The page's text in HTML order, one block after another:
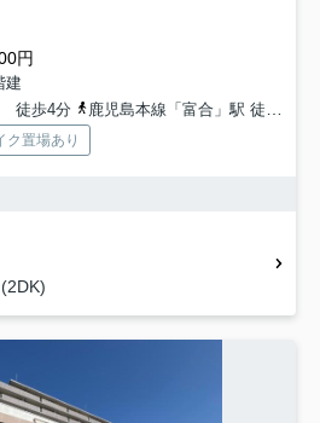
円
建
徒歩4分
鹿児島本線「富合」駅 徒歩10分
ク置場あり